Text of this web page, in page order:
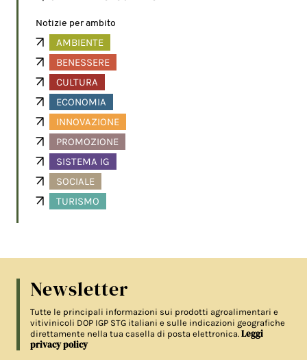
Notizie per ambito
AMBIENTE
BENESSERE
CULTURA
ECONOMIA
INNOVAZIONE
PROMOZIONE
SISTEMA IG
SOCIALE
TURISMO
Newsletter
Tutte le principali informazioni sui prodotti agroalimentari e
vitivinicoli DOP IGP STG italiani e sulle indicazioni geografiche
direttamente nella tua casella di posta elettronica.Leggi
privacy policy